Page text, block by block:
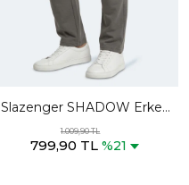
Slazenger SHADOW Erkek
Koyu Gri Eşofman Altı
1.009,90 TL
799,90 TL %21